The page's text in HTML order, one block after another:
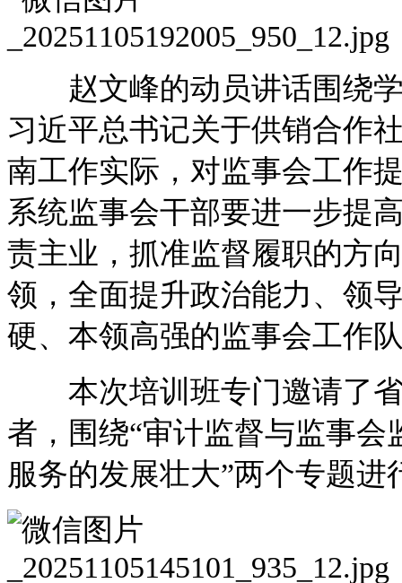
赵文峰的动员讲话围绕学
习近平总书记关于供销合作
南工作实际，对监事会工作
系统监事会干部要进一步提
责主业，抓准监督履职的方
领，全面提升政治能力、领
硬、本领高强的监事会工作
本次培训班专门邀请了省
者，围绕“审计监督与监事会
服务的发展壮大”两个专题进